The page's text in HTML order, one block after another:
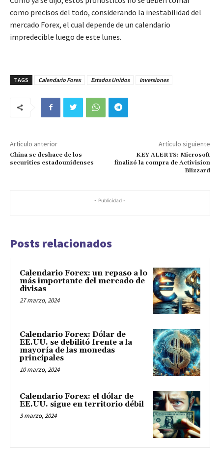
como precisos del todo, considerando la inestabilidad del
mercado Forex, el cual depende de un calendario
impredecible luego de este lunes.
TAGS Calendario Forex Estados Unidos Inversiones
Artículo anterior
China se deshace de los
securities estadounidenses
Artículo siguiente
KEY ALERTS: Microsoft
finalizó la compra de Activision
Blizzard
- Publicidad -
Posts relacionados
Calendario Forex: un repaso a lo
más importante del mercado de
divisas
27 marzo, 2024
Calendario Forex: Dólar de
EE.UU. se debilitó frente a la
mayoría de las monedas
principales
10 marzo, 2024
Calendario Forex: el dólar de
EE.UU. sigue en territorio débil
3 marzo, 2024